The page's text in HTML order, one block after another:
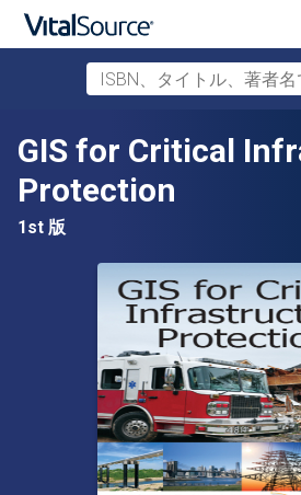
メインコンテンツへスキップ
ISBN、タイトル、著者名
GIS for Critical
Protection
1st 版